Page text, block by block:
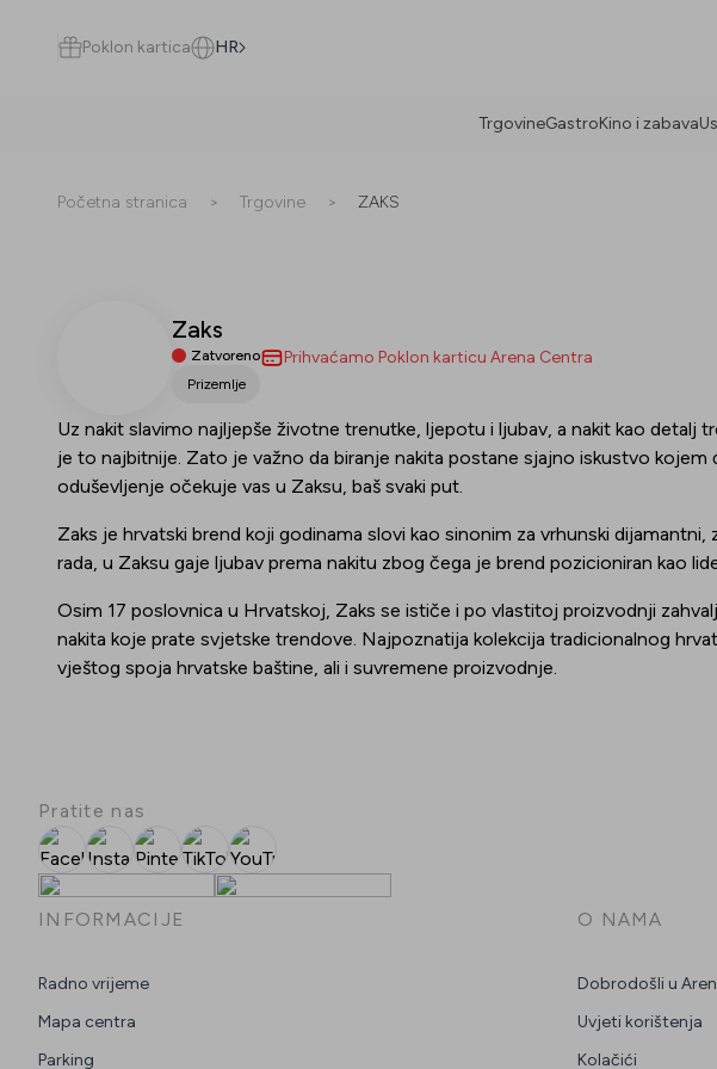
0) Popusti
Trgovine
Popusti
Događanja
Poklon kartica HR
TrgovineGastroKino i zabava
Početna stranica > Trgovine > ZAKS
Zaks
Zatvoreno
Prizemlje
Prihvaćamo Poklon karticu Arena Centra
Uz nakit slavimo najljepše životne trenutke, ljepotu i ljubav, a nakit kao detalj
je to najbitnije. Zato je važno da biranje nakita postane sjajno iskustvo
oduševljenje očekuje vas u Zaksu, baš svaki put.
Zaks je hrvatski brend koji godinama slovi kao sinonim za vrhunski dijamantni,
rada, u Zaksu gaje ljubav prema nakitu zbog čega je brend pozicioniran kao
Osim 17 poslovnica u Hrvatskoj, Zaks se ističe i po vlastitoj proizvodnji
nakita koje prate svjetske trendove. Najpoznatija kolekcija tradicionalnog
vještog spoja hrvatske baštine, ali i suvremene proizvodnje.
Pratite nas
FacebookInstagramPinterest
TikTokYouTube
INFORMACIJE
Radno vrijeme
Mapa centra
Parking
O NAMA
Dobrodošli u
Uvjeti korištenja
Kolačići